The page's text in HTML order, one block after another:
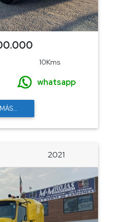
10Kms
whatsapp
2021